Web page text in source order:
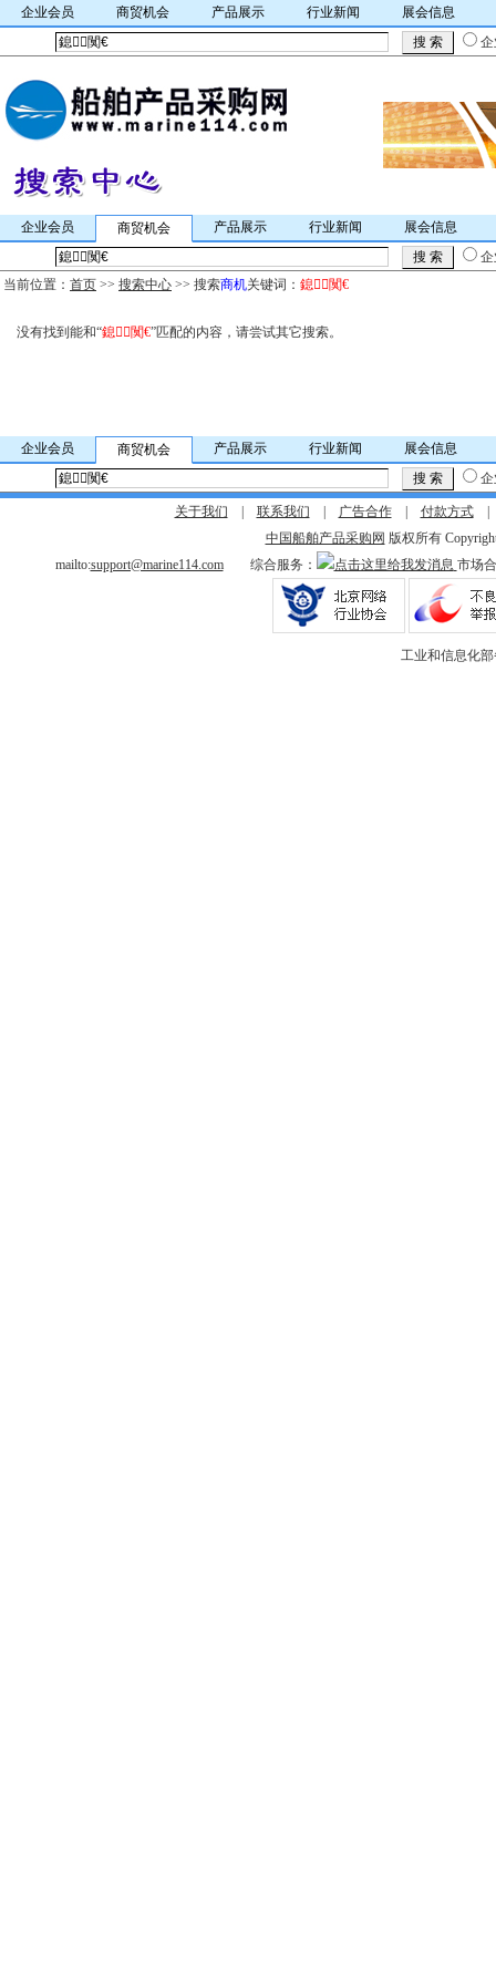
企业会员 商贸机会 产品展示 行业新闻
展会信息
企业会员 商贸机会 产品展示 行业新闻
展会信息
当前位置： 首页 >> 搜索中心 >> 搜索商机关键词： 鎴闃€
没有找到能和“鎴闃€”匹配的内容，请尝试其它搜索。
企业会员 商贸机会 产品展示 行业新闻
展会信息
关于我们 联系我们 广告合作| 付款方式
中国船舶产品采购网 版权所有
mailto:support@marine114.com综合服务： 市场
工业和信息化